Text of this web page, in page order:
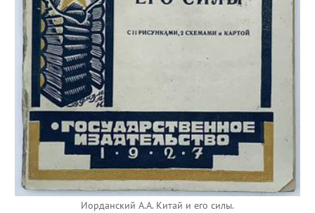
Иорданский А.А. Китай и его силы.